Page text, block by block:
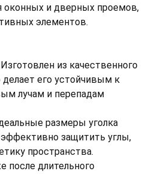
оконных и дверных проемов,
элементов.
из качественного
делает его устойчивым к
лучам и перепадам
размеры уголка
защитить углы,
пространства.
после длительного